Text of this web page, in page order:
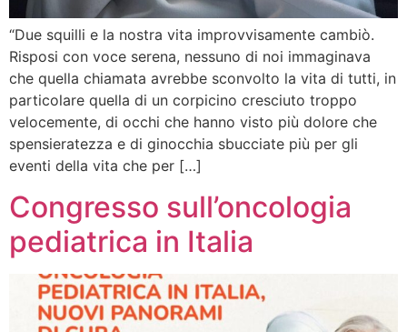
“Due squilli e la nostra vita improvvisamente cambiò.
Risposi con voce serena, nessuno di noi immaginava
che quella chiamata avrebbe sconvolto la vita di tutti, in
particolare quella di un corpicino cresciuto troppo
velocemente, di occhi che hanno visto più dolore che
spensieratezza e di ginocchia sbucciate più per gli
eventi della vita che per […]
Congresso sull’oncologia
pediatrica in Italia